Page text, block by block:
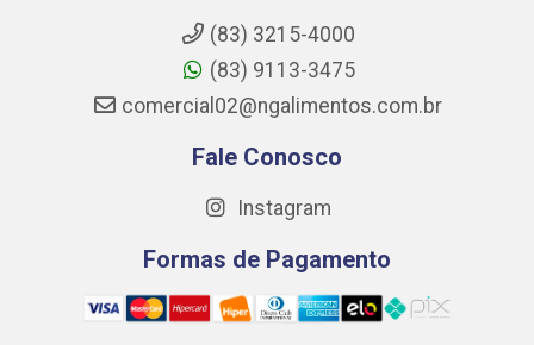
(83) 3215-4000
(83) 9113-3475
comercial02@ngalimentos.com.br
Fale Conosco
Instagram
Formas de Pagamento